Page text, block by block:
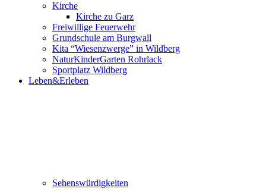
Kirche
Kirche zu Garz
Freiwillige Feuerwehr
Grundschule am Burgwall
Kita “Wiesenzwerge” in Wildberg
NaturKinderGarten Rohrlack
Sportplatz Wildberg
Leben&Erleben
Sehenswürdigkeiten